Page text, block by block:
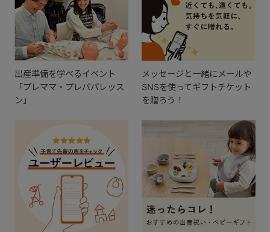
出産準備を学べるイベント
「プレママ・プレパパレッス
ン」
メッセージと一緒にメールや
SNSを使ってギフトチケット
を贈ろう！